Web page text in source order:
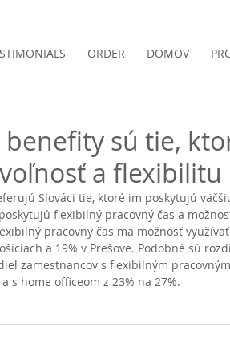
ORDER DOMOV
sú tie,
a flexibilitu
Slováci tie, ktoré im poskytujú
flexibilný pracovný čas a
pracovný čas má možnosť využívať
a 19% v Prešove. Podobné sú
zamestnancov s flexibilným
s home officeom z 23% na 27%.